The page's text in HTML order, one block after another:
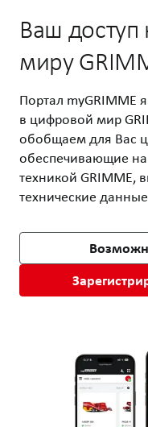
Ваш
миру
Портал myGRIMME
в цифровой мир
обобщаем для Вас
обеспечивающие
техникой GRIMME,
технические